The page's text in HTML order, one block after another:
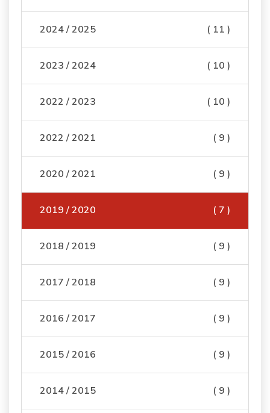
2024 / 2025 ( 11 )
2023 / 2024 ( 10 )
2022 / 2023 ( 10 )
2022 / 2021 ( 9 )
2020 / 2021 ( 9 )
2019 / 2020 ( 7 )
2018 / 2019 ( 9 )
2017 / 2018 ( 9 )
2016 / 2017 ( 9 )
2015 / 2016 ( 9 )
2014 / 2015 ( 9 )